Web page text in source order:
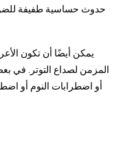
حدوث حساسية طفيفة
يمكن أيضًا أن تكون
المزمن لصداع التوتر. في
أو اضطرابات النوم أو